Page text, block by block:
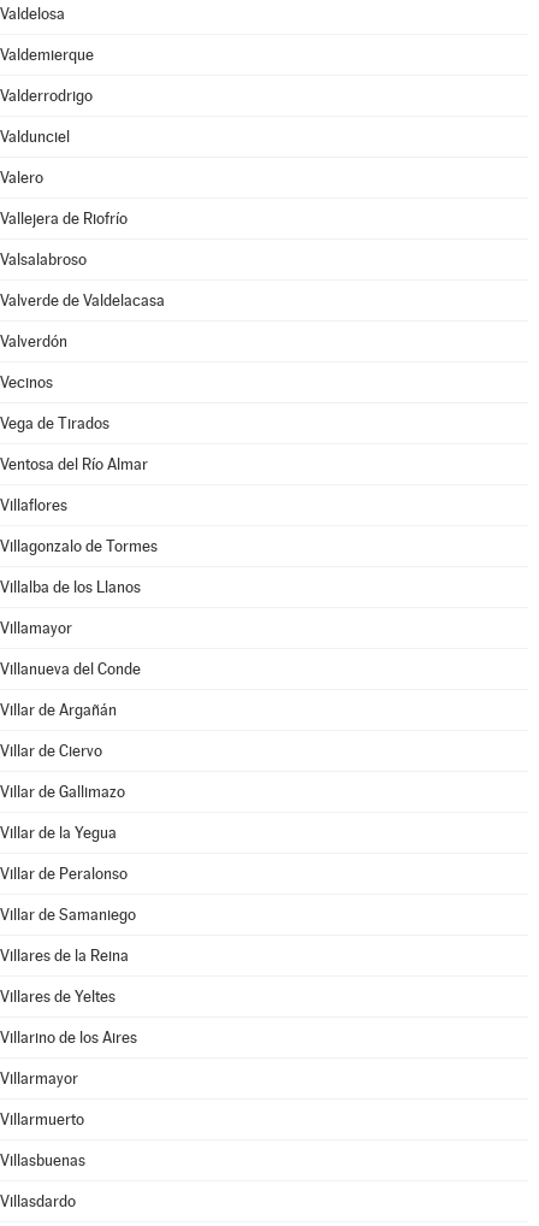
Valdelosa
Valdemierque
Valderrodrigo
Valdunciel
Valero
Vallejera de Riofrío
Valsalabroso
Valverde de Valdelacasa
Valverdón
Vecinos
Vega de Tirados
Ventosa del Río Almar
Villaflores
Villagonzalo de Tormes
Villalba de los Llanos
Villamayor
Villanueva del Conde
Villar de Argañán
Villar de Ciervo
Villar de Gallimazo
Villar de la Yegua
Villar de Peralonso
Villar de Samaniego
Villares de la Reina
Villares de Yeltes
Villarino de los Aires
Villarmayor
Villarmuerto
Villasbuenas
Villasdardo